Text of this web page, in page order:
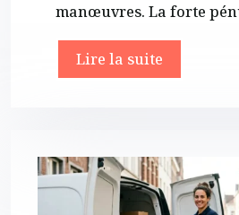
manœuvres. La forte
Lire la suite